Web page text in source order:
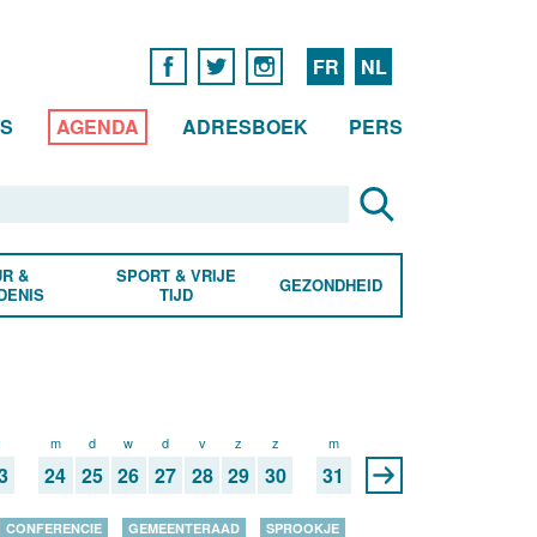
FR NL
AGENDA ADRESBOEK PERS
&
SPORT & VRIJE
TIJD
GEZONDHEID
m
24
d
25
w
26
d
27
v
28
z
29
z
30
m
31
CONFERENCIE GEMEENTERAAD
SPROOKJE